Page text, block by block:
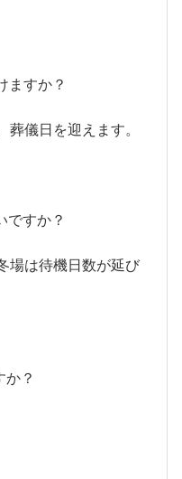
ますか？
儀日を迎えます。
ですか？
場は待機日数が延び
か？